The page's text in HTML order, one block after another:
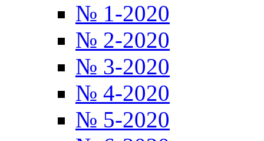
№ 1-2020
№ 2-2020
№ 3-2020
№ 4-2020
№ 5-2020